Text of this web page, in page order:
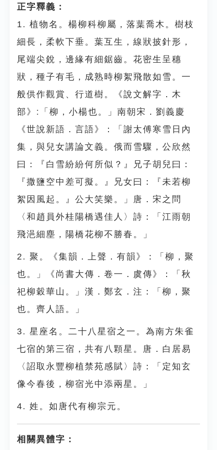
正字釋義：
1. 植物名。楊柳科柳屬，落葉喬木。樹枝
細長，柔軟下垂。葉互生，線狀披針形，
尾端尖銳，邊緣有細鋸齒。花密生呈穗
狀，種子有毛，成熟時柳絮飛散如雪。一
般供作觀賞、行道樹。《說文解字．木
部》:「柳，小楊也。」南朝宋．劉義慶
《世說新語．言語》：「謝太傅寒雪日內
集，與兒女講論文義。俄而雪驟，公欣然
曰：『白雪紛紛何所似？』兄子胡兒曰：
『撒鹽空中差可擬。』兄女曰：『未若柳
絮因風起。』公大笑樂。」唐．宋之問
〈和趙員外桂陽橋遇佳人〉詩：「江雨朝
飛浥細塵，陽橋花柳不勝春。」
2. 聚。《集韻．上聲．有韻》：「柳，聚
也。」《尚書大傳．卷一．虞傳》：「秋
祀柳穀華山。」漢．鄭玄．注：「柳，聚
也。齊人語。」
3. 星座名。二十八星宿之一。為南方朱雀
七宿的第三宿，共有八顆星。唐．白居易
〈詔取永豐柳植禁苑感賦〉詩：「定知玄
像今春後，柳宿光中添兩星。」
4. 姓。如唐代有柳宗元。
相關異體字：